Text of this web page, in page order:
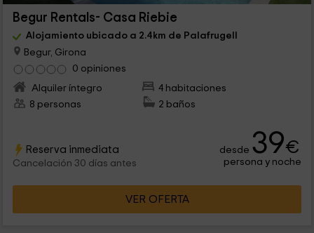
Begur Rentals- Casa Riebie
Alojamiento ubicado a 2.4km de Palafrugell
Begur, Girona
0 opiniones
Alquiler íntegro
4 habitaciones
8 personas
2 baños
Reserva inmediata
Cancelación 30 días antes
desde 39€
persona y noche
VER OFERTA